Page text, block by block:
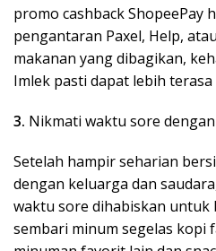
promo cashback ShopeePay
pengantaran Paxel, Help,
makanan yang dibagikan,
Imlek pasti dapat lebih
3. Nikmati waktu sore
Setelah hampir seharian
dengan keluarga dan
waktu sore dihabiskan untuk
sembari minum segelas kopi